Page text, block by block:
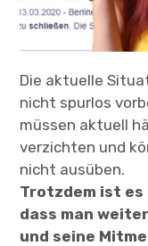
Die aktuelle
nicht spurlos
müssen aktuell
verzichten und
nicht ausüben.
Trotzdem ist
dass man
und seine